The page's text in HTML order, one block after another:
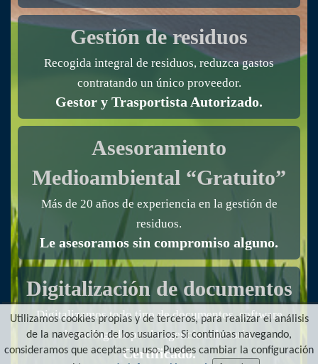
Gestión de residuos
Recogida integral de residuos, reduzca gastos
contratando un único proveedor.
Gestor y Trasportista Autorizado.
Asesoramiento
Medioambiental “Gratuito”
Más de 20 años de experiencia en la gestión de
residuos.
Le asesoramos sin compromiso alguno.
Digitalización de documentos
Digitalizamos todo tipo de documentos, software
homologado por la agencia tributaria.
Certificado.
Utilizamos cookies propias y de terceros, para realizar el análisis
de la navegación de los usuarios. Si continúas navegando,
consideramos que aceptas su uso. Puedes cambiar la configuración